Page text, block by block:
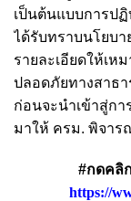
เป็นต้นแบบการป
ได้รับทราบนโยบา
รายละเอียดให้เ
ปลอดภัยทางสาธ
ก่อนจะนำเข้าสู่ก
มาให้ ครม. พิจาร
#กดคลิ
https://